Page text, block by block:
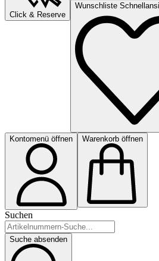
Click & Reserve
Wunschliste
Kontomenü öffnen Warenkorb öffnen
Suchen
Suche absenden